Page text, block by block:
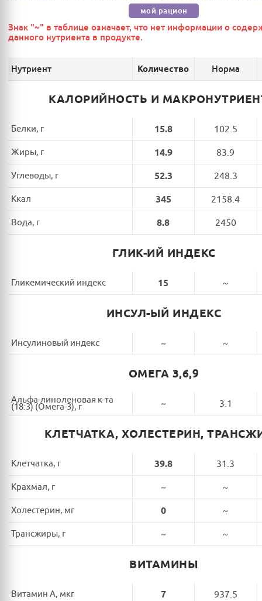
мой рацион
Знак "~" в таблице означает, что нет информации о
данного нутриента в продукте.
Нутриент Количество Норма
КАЛОРИЙНОСТЬ И
Белки, г 15.8 102.5
Жиры, г 14.9 83.9
Углеводы, г 52.3 248.3
Ккал 345 2158.4
Вода, г 8.8 2450
ГЛИК-ИЙ ИНДЕКС
Гликемический индекс 15 ~
ИНСУЛ-ЫЙ ИНДЕКС
Инсулиновый индекс ~ ~
ОМЕГА 3,6,9
Альфа-линоленовая к-та
(18:3) (Омега-3), г ~ 3.1
КЛЕТЧАТКА, ХОЛЕСТЕРИН,
Клетчатка, г 39.8 31.3
Крахмал, г ~ ~
Холестерин, мг 0 ~
Трансжиры, г ~ ~
ВИТАМИНЫ
Витамин A, мкг 7 937.5